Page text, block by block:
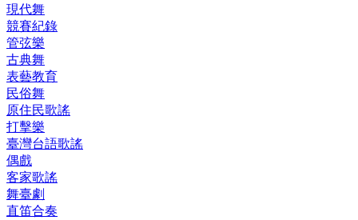
現代舞
競賽紀錄
管弦樂
古典舞
表藝教育
民俗舞
原住民歌謠
打擊樂
臺灣台語歌謠
偶戲
客家歌謠
舞臺劇
直笛合奏